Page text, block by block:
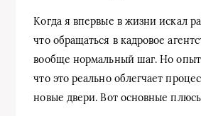
Когда я впервые в жизни искал
что обращаться в кадровое
вообще нормальный шаг. Но опыт
что это реально облегчает
новые двери. Вот основные